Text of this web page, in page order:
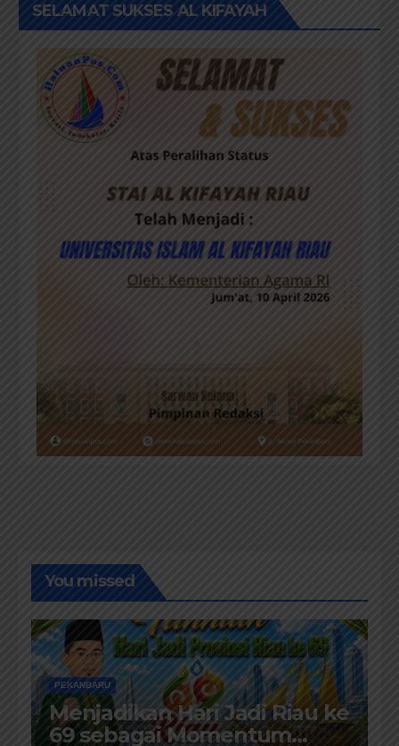
SELAMAT SUKSES AL KIFAYAH
You missed
PEKANBARU
Menjadikan Hari Jadi Riau ke
69 sebagai Momentum